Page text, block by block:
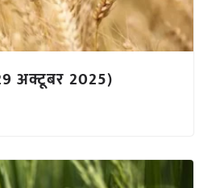
अक्टूबर 2025)